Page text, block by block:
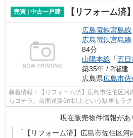
売買 | 中古一戸建 【リフォーム済】広島市
広島電鉄宮島線
広島電鉄宮島線
84分
山陽本線 「五日
築35年 / 2階建
広島県広島市
新着情報：【リフォーム済】広島市佐伯区河
らコチラ。前面道路6m以上という駐車もラ
綺麗な室内の中古戸建て物件で素敵な...
現在販売物件情報があ
「【リフォーム済】広島市佐伯区